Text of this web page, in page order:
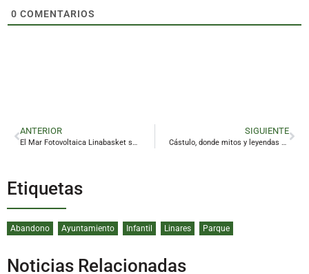
0 COMENTARIOS
ANTERIOR
El Mar Fotovoltaica Linabasket se proclama subcampeón provincial infantil
SIGUIENTE
Cástulo, donde mitos y leyendas se fusionarán a través de la música folk
Etiquetas
Abandono Ayuntamiento Infantil Linares Parque
Noticias Relacionadas